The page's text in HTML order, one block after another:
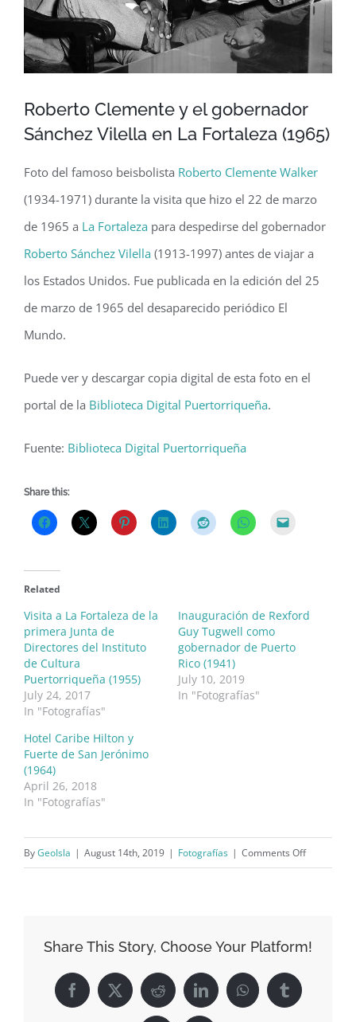
Roberto Clemente y el gobernador
Sánchez Vilella en La Fortaleza (1965)
Foto del famoso beisbolista Roberto Clemente Walker
(1934-1971) durante la visita que hizo el 22 de marzo
de 1965 a La Fortaleza para despedirse del gobernador
Roberto Sánchez Vilella (1913-1997) antes de viajar a
los Estados Unidos. Fue publicada en la edición del 25
de marzo de 1965 del desaparecido periódico El
Mundo.
Puede ver y descargar copia digital de esta foto en el
portal de la Biblioteca Digital Puertorriqueña.
Fuente: Biblioteca Digital Puertorriqueña
Share this:
Related
Visita a La Fortaleza de la
primera Junta de
Directores del Instituto
de Cultura
Puertorriqueña (1955)
July 24, 2017
In "Fotografías"
Inauguración de Rexford
Guy Tugwell como
gobernador de Puerto
Rico (1941)
July 10, 2019
In "Fotografías"
Hotel Caribe Hilton y
Fuerte de San Jerónimo
(1964)
April 26, 2018
In "Fotografías"
ByGeoIsla | August 14th, 2019 | Fotografías | Comments Offon
Share This Story, Choose Your Platform!
Facebook
X Reddit LinkedInWhatsAppTumblr